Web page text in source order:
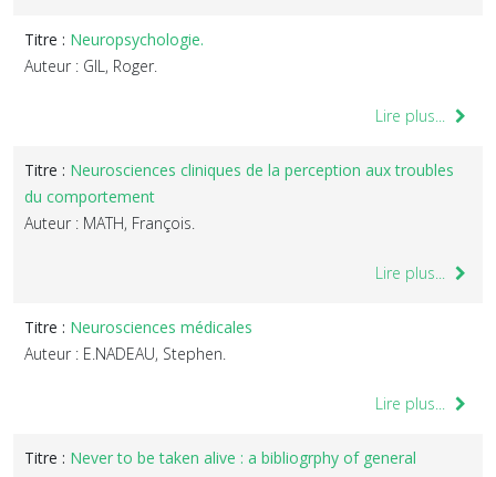
Titre : Neuropsychologie.
Auteur : GIL, Roger.
Lire plus...
Titre : Neurosciences cliniques de la perception aux troubles
du comportement
Auteur : MATH, François.
Lire plus...
Titre : Neurosciences médicales
Auteur : E.NADEAU, Stephen.
Lire plus...
Titre : Never to be taken alive : a bibliogrphy of general